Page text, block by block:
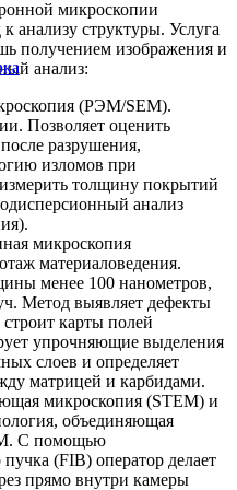
микроскопии
анализу структуры. Услуга
получением изображения и
анализ:
(РЭМ/SEM).
Позволяет оценить
разрушения,
изломов при
толщину покрытий
анализ
микроскопия
материаловедения.
менее 100 нанометров,
Метод выявляет дефекты
карты полей
упрочняющие выделения
слоев и определяет
матрицей и карбидами.
микроскопия (STEM) и
объединяющая
С помощью
(FIB) оператор делает
прямо внутри камеры